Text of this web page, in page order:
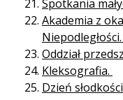
Spotkania
Akademia z
Niepodległości.
Oddział
Kleksografia.
Dzień